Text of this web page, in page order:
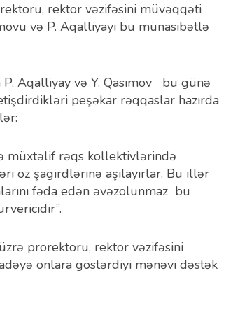
rektor vəzifəsini müvəqqəti
və P. Aqalliyayı bu münasibətlə
P. Aqalliyay və Y. Qasımov bu günə
peşəkar rəqqaslar hazırda
müxtəlif rəqs kollektivlərində
öz şagirdlərinə aşılayırlar. Bu illər
fəda edən əvəzolunmaz bu
prorektoru, rektor vəzifəsini
onlara göstərdiyi mənəvi dəstək